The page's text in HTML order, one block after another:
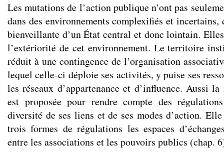
Les mutations de l’action publique n’ont pas
dans des environnements complexifiés et
bienveillante d’un État central et donc lointain.
l’extériorité de cet environnement. Le territoire
réduit à une contingence de l’organisation
lequel celle-ci déploie ses activités, y puise ses
les réseaux d’appartenance et d’influence. Aussi
est proposée pour rendre compte des
diversité de ses liens et de ses modes d’action.
trois formes de régulations les espaces
entre les associations et les pouvoirs publics (chap.